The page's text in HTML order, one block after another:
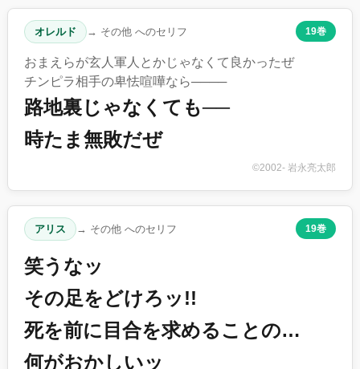
オレルド → その他 へのセリフ 19巻
おまえらが玄人軍人とかじゃなくて良かったぜ
チンピラ相手の卑怯喧嘩なら────
路地裏じゃなくても──
時たま無敗だぜ
©2002- 岩永亮太郎
アリス → その他 へのセリフ 19巻
笑うなッ
その足をどけろッ!!
死を前に目合を求めることの…
何がおかしいッ